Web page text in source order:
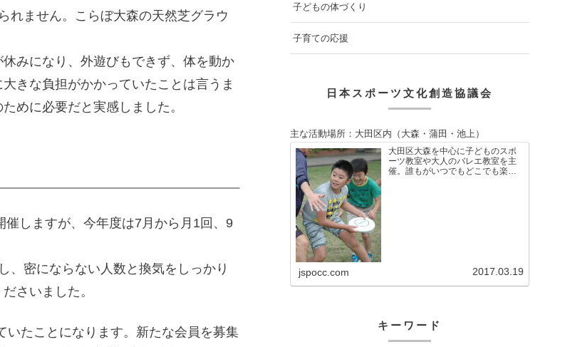
れません。こらぼ大森の天然芝グラウ
みになり、外遊びもできず、体を動か
きな負担がかかっていたことは言うま
めに必要だと実感しました。
しますが、今年度は7月から月1回、9
、密にならない人数と換気をしっかり
さいました。
たことになります。新たな会員を募集
子どもの体づくり
子育ての応援
日本スポーツ文化創造協議会
主な活動場所：大田区内（大森・蒲田・池上）
大田区大森を中心に子どものスポ
ーツ教室や大人のバレエ教室を主
催。誰もがいつでもどこでも楽し
jspocc.com 2017.03.19
キーワード